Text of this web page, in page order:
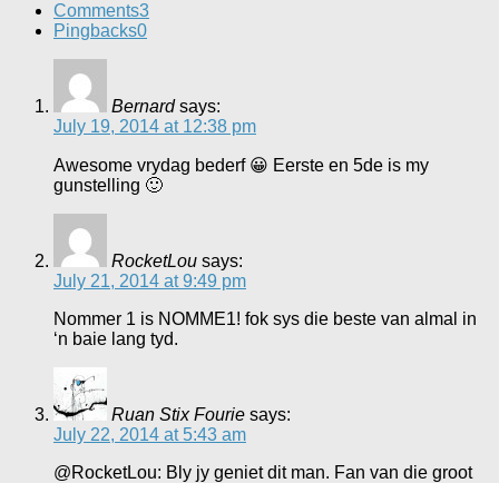
Comments3
Pingbacks0
Bernard says:
July 19, 2014 at 12:38 pm
Awesome vrydag bederf 😀 Eerste en 5de is my
gunstelling 🙂
RocketLou says:
July 21, 2014 at 9:49 pm
Nommer 1 is NOMME1! fok sys die beste van almal in
‘n baie lang tyd.
Ruan Stix Fourie says:
July 22, 2014 at 5:43 am
@RocketLou: Bly jy geniet dit man. Fan van die groot